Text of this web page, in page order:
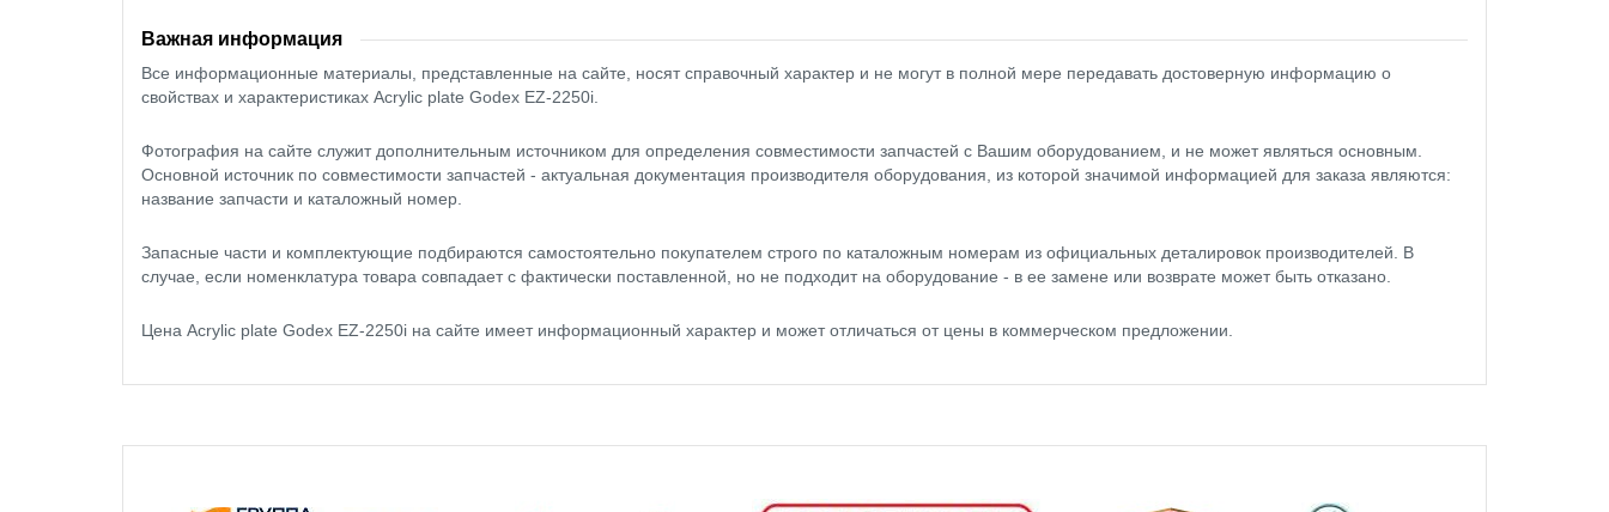
Важная информация
Все информационные материалы, представленные на сайте, носят справочный характер и не могут в полной мере передавать достоверную информацию о
свойствах и характеристиках Acrylic plate Godex EZ-2250i.
Фотография на сайте служит дополнительным источником для определения совместимости запчастей с Вашим оборудованием, и не может являться основным.
Основной источник по совместимости запчастей - актуальная документация производителя оборудования, из которой значимой информацией для заказа являются:
название запчасти и каталожный номер.
Запасные части и комплектующие подбираются самостоятельно покупателем строго по каталожным номерам из официальных деталировок производителей. В
случае, если номенклатура товара совпадает с фактически поставленной, но не подходит на оборудование - в ее замене или возврате может быть отказано.
Цена Acrylic plate Godex EZ-2250i на сайте имеет информационный характер и может отличаться от цены в коммерческом предложении.